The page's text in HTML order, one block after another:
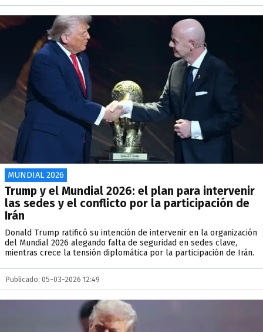
MUNDIAL 2026
Trump y el Mundial 2026: el plan para intervenir
las sedes y el conflicto por la participación de
Irán
Donald Trump ratificó su intención de intervenir en la organización
del Mundial 2026 alegando falta de seguridad en sedes clave,
mientras crece la tensión diplomática por la participación de Irán.
Publicado: 05-03-2026 12:49